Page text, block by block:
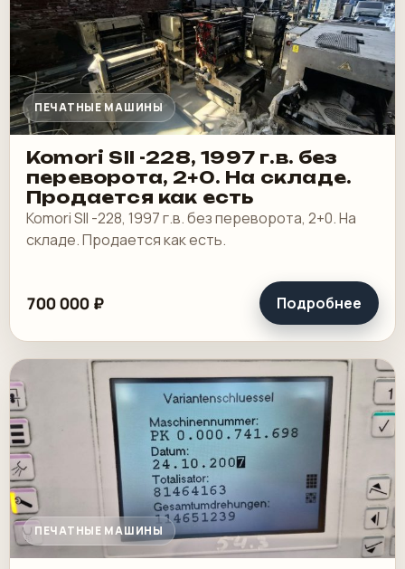
ПЕЧАТНЫЕ МАШИНЫ
Komori SII -228, 1997 г.в. без
переворота, 2+0. На складе.
Продается как есть
Komori SII -228, 1997 г.в. без переворота, 2+0. На
складе. Продается как есть.
700 000 ₽ Подробнее
ПЕЧАТНЫЕ МАШИНЫ